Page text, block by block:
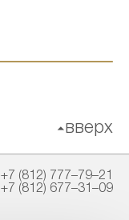
вверх
+7 (812) 777–79–21
+7 (812) 677–31–09